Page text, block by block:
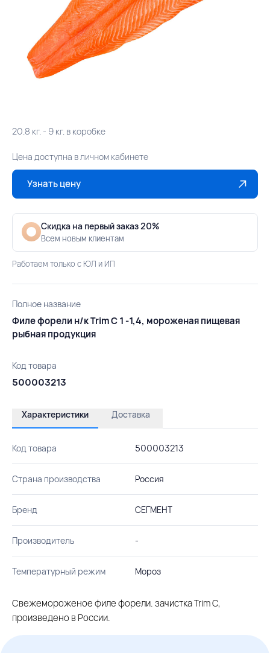
20.8 кг. - 9 кг. в коробке
Цена доступна в личном кабинете
Узнать цену
Скидка на первый заказ 20%
Всем новым клиентам
Работаем только с ЮЛ и ИП
Полное название
Филе форели н/к Trim C 1 -1,4, мороженая пищевая
рыбная продукция
Код товара
500003213
Характеристики Доставка
Код товара 500003213
Страна производства Россия
Бренд СЕГМЕНТ
Производитель -
Температурный режим Мороз
Свежемороженое филе форели. зачистка Trim C,
произведено в России.